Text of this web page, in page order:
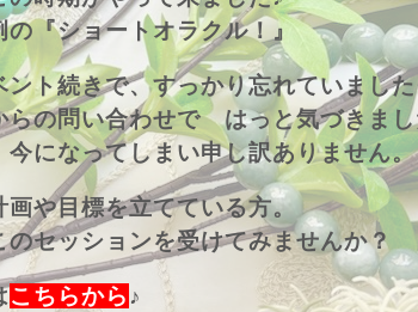
の『ショートオラクル！』
ント続きで、すっかり忘れていまし
らの問い合わせで はっと気づきま
今になってしまい申し訳ありません。
画や目標を立てている方。
のセッションを受けてみませんか？
こちらから ♪